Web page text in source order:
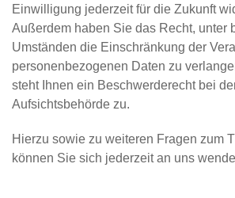
Einwilligung jederzeit für die Zukunft
Außerdem haben Sie das Recht, unter
Umständen die Einschränkung der
personenbezogenen Daten zu
steht Ihnen ein Beschwerderecht bei
Aufsichtsbehörde zu.
Hierzu sowie zu weiteren Fragen zum
können Sie sich jederzeit an uns